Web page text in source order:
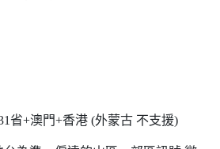
省+澳門+香港 (外蒙古 不支援)